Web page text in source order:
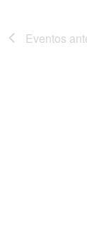
Eventos